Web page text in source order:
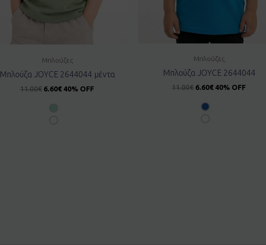
Μπλούζες
Μπλούζα JOYCE 2644044 μέντα
11.00€ 6.60€ 40% OFF
Μπλούζες
Μπλούζα JOYCE 2644044
11.00€ 6.60€ 40% OFF